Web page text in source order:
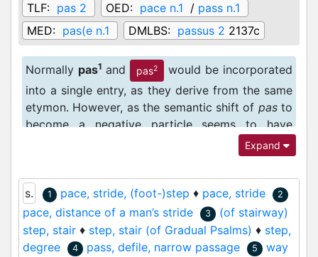
TLF: pas 2 OED: pace n.1 / pass n.1
MED: pas(e n.1 DMLBS: passus 2 2137c
Normally pas1 and pas2
would be incorporated
into a single entry, as they derive from the same
etymon. However, as the semantic shift of pasto
become a negative particle seems to have
occurred prior to the Anglo-Norman period,
resulting in a complete semantic separation
between the two words, unlike with other
negative particles, e.g. mie1
, which continued
to primarily have the sense of 'a small item of no
value', the two have been treated in separate
entries.
Expand
s. 1 pace, stride, (foot-)step ♦ pace, stride 2
pace, distance of a man’s stride 3
(of stairway)
step, stair ♦ step, stair (of Gradual Psalms) ♦ step,
degree
4 pass, defile, narrow passage 5
way